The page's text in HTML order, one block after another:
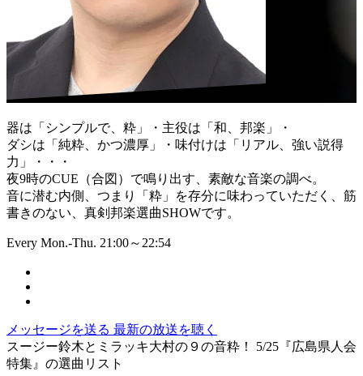
器は「シンプルで、粋」・主役は「和、邦楽」・
ダシは「純粋、かつ濃厚」・味付けは「リアル、強い説得
力」・・・
夜9時のCUE（合図）で鳴り出す、素敵な音楽の調べ。
音に潜む内側、つまり「粋」を存分に味わっていただく、筋
書きのない、真剣邦楽選曲SHOWです。
Every Mon.-Thu. 21:00～22:54
メッセージを送る 最新の放送を聴く
スージー鈴木とミラッキ大村の９の音粋！ 5/25『広島県人会
特集』の選曲リスト